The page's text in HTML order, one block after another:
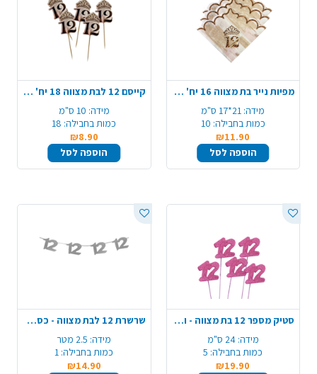
מפיות נייר בת מצווה 16 יח' - רוזגולד
מידה: 21*17 ס"מ
כמות בחבילה: 10
₪11.90
הוספה לסל
קייסם 12 לבת מצווה 18 יח' - רוזגולד
מידה: 10 ס"מ
כמות בחבילה: 18
₪8.90
הוספה לסל
סטיק מספר 12 בת מצווה - ורוד
מידה: 24 ס"מ
כמות בחבילה: 5
₪19.90
שרשרת 12 לבת מצווה - כסף גליטר
מידה: 2.5 מטר
כמות בחבילה: 1
₪14.90